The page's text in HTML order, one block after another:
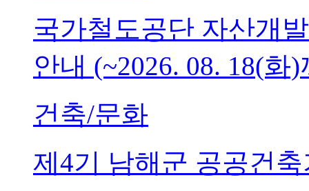
국가철도공단 자산개
안내 (~2026. 08. 18(화
건축/문화
제4기 남해군 공공건